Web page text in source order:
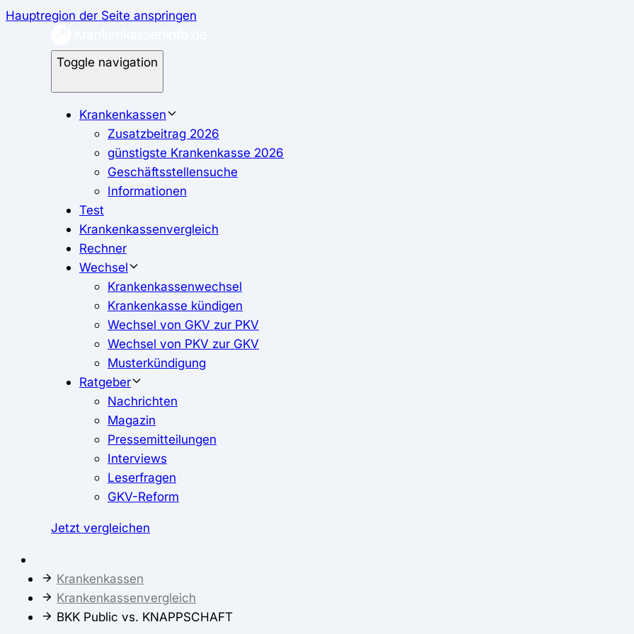
Hauptregion der Seite anspringen
Toggle navigation
Krankenkassen
Zusatzbeitrag 2026
günstigste Krankenkasse 2026
Geschäftsstellensuche
Informationen
Test
Krankenkassenvergleich
Rechner
Wechsel
Krankenkassenwechsel
Krankenkasse kündigen
Wechsel von GKV zur PKV
Wechsel von PKV zur GKV
Musterkündigung
Ratgeber
Nachrichten
Magazin
Pressemitteilungen
Interviews
Leserfragen
GKV-Reform
Jetzt vergleichen
Krankenkassen
Krankenkassenvergleich
BKK Public vs. KNAPPSCHAFT